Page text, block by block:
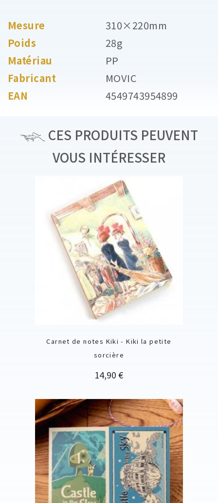
Mesure
310×220mm
Poids
28g
Matériau
PP
Fabricant
MOVIC
EAN
4549743954899
CES PRODUITS PEUVENT
VOUS INTÉRESSER
Carnet de notes Kiki - Kiki la petite
sorcière
Prix
14,90 €